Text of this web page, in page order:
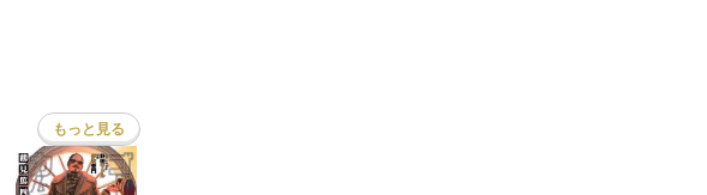
もっと見る